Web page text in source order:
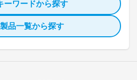
ーワードから探す
製品一覧から探す